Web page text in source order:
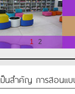
1 2
ป็นสำคัญ การสอนแ